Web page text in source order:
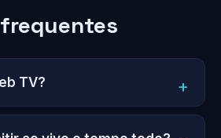
TV?